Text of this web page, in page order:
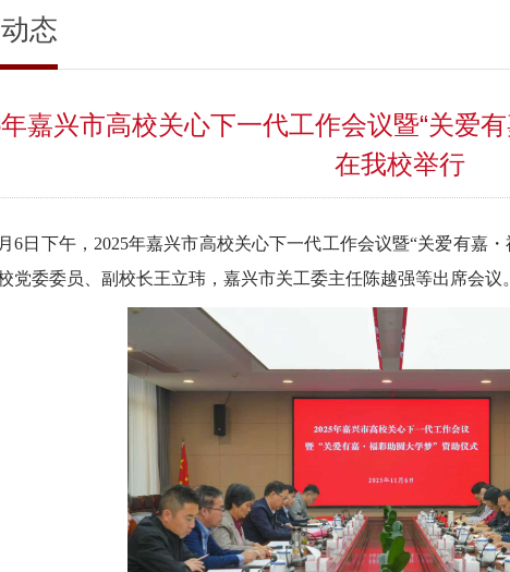
态
嘉兴市高校关心下一代工作会议暨“关爱
在我校举行
6日下午，2025年嘉兴市高校关心下一代工作会议暨“关爱有嘉
党委委员、副校长王立玮，嘉兴市关工委主任陈越强等出席会议。